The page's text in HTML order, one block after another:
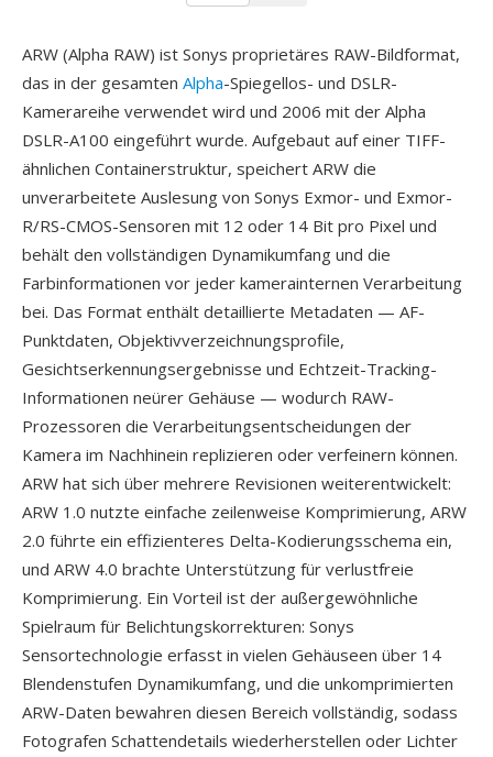
ARW (Alpha RAW) ist Sonys proprietäres RAW-Bildformat,
das in der gesamten Alpha-Spiegellos- und DSLR-
Kamerareihe verwendet wird und 2006 mit der Alpha
DSLR-A100 eingeführt wurde. Aufgebaut auf einer TIFF-
ähnlichen Containerstruktur, speichert ARW die
unverarbeitete Auslesung von Sonys Exmor- und Exmor-
R/RS-CMOS-Sensoren mit 12 oder 14 Bit pro Pixel und
behält den vollständigen Dynamikumfang und die
Farbinformationen vor jeder kamerainternen Verarbeitung
bei. Das Format enthält detaillierte Metadaten — AF-
Punktdaten, Objektivverzeichnungsprofile,
Gesichtserkennungsergebnisse und Echtzeit-Tracking-
Informationen neürer Gehäuse — wodurch RAW-
Prozessoren die Verarbeitungsentscheidungen der
Kamera im Nachhinein replizieren oder verfeinern können.
ARW hat sich über mehrere Revisionen weiterentwickelt:
ARW 1.0 nutzte einfache zeilenweise Komprimierung, ARW
2.0 führte ein effizienteres Delta-Kodierungsschema ein,
und ARW 4.0 brachte Unterstützung für verlustfreie
Komprimierung. Ein Vorteil ist der außergewöhnliche
Spielraum für Belichtungskorrekturen: Sonys
Sensortechnologie erfasst in vielen Gehäuseen über 14
Blendenstufen Dynamikumfang, und die unkomprimierten
ARW-Daten bewahren diesen Bereich vollständig, sodass
Fotografen Schattendetails wiederherstellen oder Lichter